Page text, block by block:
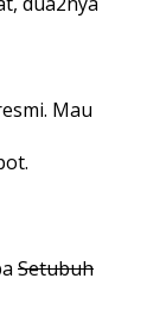
Mau
Setubuh